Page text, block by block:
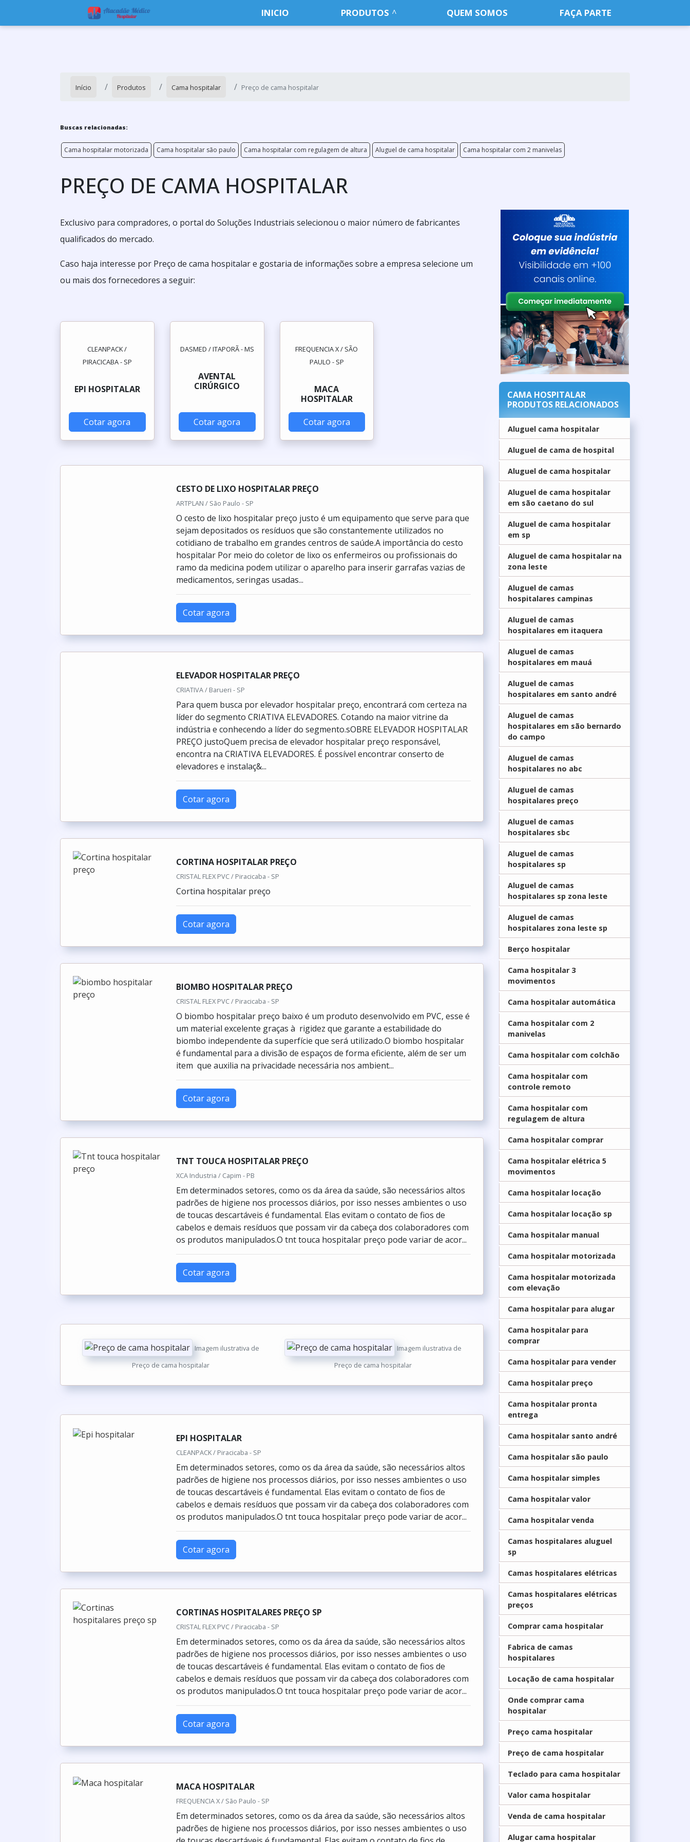
INICIO PRODUTOS QUEM SOMOS FAÇA PARTE
Início Produtos Cama hospitalar Preço de cama hospitalar
Buscas relacionadas:
Cama hospitalar motorizada Cama hospitalar são paulo Cama hospitalar com regulagem de altura Aluguel de cama hospitalar Cama hospitalar com 2 manivelas
PREÇO DE CAMA HOSPITALAR
Exclusivo para compradores, o portal do Soluções Industriais selecionou o maior número de fabricantes
qualificados do mercado.
Caso haja interesse por Preço de cama hospitalar e gostaria de informações sobre a empresa selecione um
ou mais dos fornecedores a seguir:
CLEANPACK /
PIRACICABA - SP
EPI HOSPITALAR
Cotar agora
DASMED / ITAPORÃ - MS
AVENTAL
CIRÚRGICO
Cotar agora
FREQUENCIA X / SÃO
PAULO - SP
MACA
HOSPITALAR
Cotar agora
CESTO DE LIXO HOSPITALAR PREÇO
ARTPLAN / São Paulo - SP
O cesto de lixo hospitalar preço justo é um equipamento que serve para que
sejam depositados os resíduos que são constantemente utilizados no
cotidiano de trabalho em grandes centros de saúde.A importância do cesto
hospitalar Por meio do coletor de lixo os enfermeiros ou profissionais do
ramo da medicina podem utilizar o aparelho para inserir garrafas vazias de
medicamentos, seringas usadas...
Cotar agora
ELEVADOR HOSPITALAR PREÇO
CRIATIVA / Barueri - SP
Para quem busca por elevador hospitalar preço, encontrará com certeza na
líder do segmento CRIATIVA ELEVADORES. Cotando na maior vitrine da
indústria e conhecendo a líder do segmento.sOBRE ELEVADOR HOSPITALAR
PREÇO justoQuem precisa de elevador hospitalar preço responsável,
encontra na CRIATIVA ELEVADORES. É possível encontrar conserto de
elevadores e instalaç&...
Cotar agora
CORTINA HOSPITALAR PREÇO
CRISTAL FLEX PVC / Piracicaba - SP
Cortina hospitalar preço
Cotar agora
BIOMBO HOSPITALAR PREÇO
CRISTAL FLEX PVC / Piracicaba - SP
O biombo hospitalar preço baixo é um produto desenvolvido em PVC, esse é
um material excelente graças à rigidez que garante a estabilidade do
biombo independente da superfície que será utilizado.O biombo hospitalar
é fundamental para a divisão de espaços de forma eficiente, além de ser um
item que auxilia na privacidade necessária nos ambient...
Cotar agora
TNT TOUCA HOSPITALAR PREÇO
XCA Industria / Capim - PB
Em determinados setores, como os da área da saúde, são necessários altos
padrões de higiene nos processos diários, por isso nesses ambientes o uso
de toucas descartáveis é fundamental. Elas evitam o contato de fios de
cabelos e demais resíduos que possam vir da cabeça dos colaboradores com
os produtos manipulados.O tnt touca hospitalar preço pode variar de acor...
Cotar agora
Imagem ilustrativa de Preço de cama hospitalar Imagem ilustrativa de Preço de cama hospitalar
EPI HOSPITALAR
CLEANPACK / Piracicaba - SP
Em determinados setores, como os da área da saúde, são necessários altos
de toucas descartáveis é fundamental. Elas evitam o contato de fios de
cabelos e demais resíduos que possam vir da cabeça dos colaboradores com
os produtos manipulados.O tnt touca hospitalar preço pode variar de acor...
Cotar agora
CORTINAS HOSPITALARES PREÇO SP
CRISTAL FLEX PVC / Piracicaba - SP
Em determinados setores, como os da área da saúde, são necessários altos
de toucas descartáveis é fundamental. Elas evitam o contato de fios de
cabelos e demais resíduos que possam vir da cabeça dos colaboradores com
os produtos manipulados.O tnt touca hospitalar preço pode variar de acor...
Cotar agora
MACA HOSPITALAR
FREQUENCIA X / São Paulo - SP
Em determinados setores, como os da área da saúde, são necessários altos
de toucas descartáveis é fundamental. Elas evitam o contato de fios de
cabelos e demais resíduos que possam vir da cabeça dos colaboradores com
CAMA HOSPITALAR
PRODUTOS RELACIONADOS
Aluguel cama hospitalar
Aluguel de cama de hospital
Aluguel de cama hospitalar
Aluguel de cama hospitalar
em são caetano do sul
Aluguel de cama hospitalar
em sp
Aluguel de cama hospitalar na
zona leste
Aluguel de camas
hospitalares campinas
Aluguel de camas
hospitalares em itaquera
Aluguel de camas
hospitalares em mauá
Aluguel de camas
hospitalares em santo andré
Aluguel de camas
hospitalares em são bernardo
do campo
Aluguel de camas
hospitalares no abc
Aluguel de camas
hospitalares preço
Aluguel de camas
hospitalares sbc
Aluguel de camas
hospitalares sp
Aluguel de camas
hospitalares sp zona leste
Aluguel de camas
hospitalares zona leste sp
Berço hospitalar
Cama hospitalar 3
movimentos
Cama hospitalar automática
Cama hospitalar com 2
manivelas
Cama hospitalar com colchão
Cama hospitalar com
controle remoto
Cama hospitalar com
regulagem de altura
Cama hospitalar comprar
Cama hospitalar elétrica 5
movimentos
Cama hospitalar locação
Cama hospitalar locação sp
Cama hospitalar manual
Cama hospitalar motorizada
Cama hospitalar motorizada
com elevação
Cama hospitalar para alugar
Cama hospitalar para
comprar
Cama hospitalar para vender
Cama hospitalar preço
Cama hospitalar pronta
entrega
Cama hospitalar santo andré
Cama hospitalar são paulo
Cama hospitalar simples
Cama hospitalar valor
Cama hospitalar venda
Camas hospitalares aluguel
sp
Camas hospitalares elétricas
Camas hospitalares elétricas
preços
Comprar cama hospitalar
Fabrica de camas
hospitalares
Locação de cama hospitalar
Onde comprar cama
hospitalar
Preço cama hospitalar
Preço de cama hospitalar
Teclado para cama hospitalar
Valor cama hospitalar
Venda de cama hospitalar
Alugar cama hospitalar